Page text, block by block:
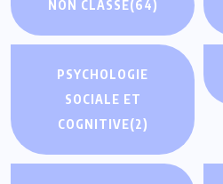
NON CLASSÉ(64)
PSYCHOLOGIE
SOCIALE ET
COGNITIVE(2)